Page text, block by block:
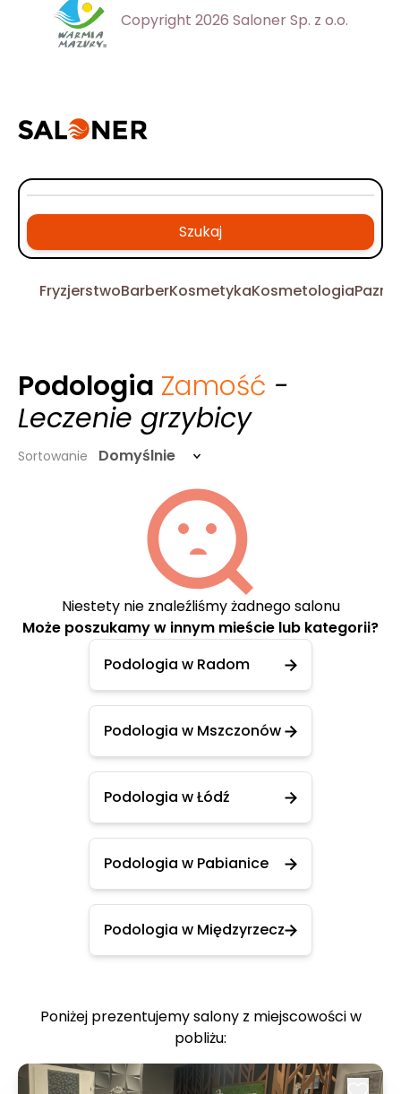
Copyright 2026 Saloner Sp. z o.o.
Szukaj
FryzjerstwoBarberKosmetykaKosmetologia
Podologia Zamość -
Leczenie grzybicy
Sortowanie Domyślnie
Niestety nie znaleźliśmy żadnego salonu
Może poszukamy w innym mieście lub kategorii?
Podologia w Radom
Podologia w Mszczonów
Podologia w Łódź
Podologia w Pabianice
Podologia w Międzyrzecz
Poniżej prezentujemy salony z miejscowości w
pobliżu: